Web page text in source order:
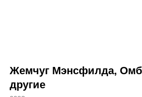
Жемчуг Мэнсфилда,
другие